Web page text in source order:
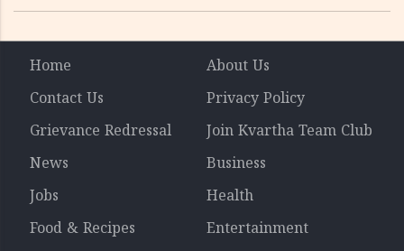
Home
About Us
Contact Us
Privacy Policy
Grievance Redressal
Join Kvartha Team Club
News
Business
Jobs
Health
Food & Recipes
Entertainment